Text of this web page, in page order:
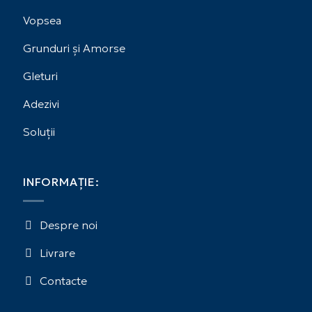
Vopsea
Grunduri și Amorse
Gleturi
Adezivi
Soluții
INFORMAȚIE:
Despre noi
Livrare
Contacte